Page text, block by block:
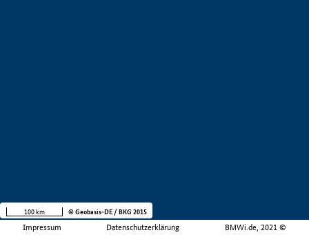
Impressum Datenschutzerklärung BMWi.de, 2021 ©
100 km © Geobasis-DE / BKG 2015